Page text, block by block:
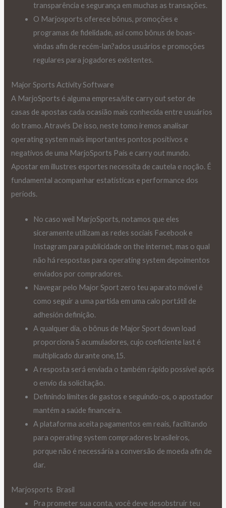
transparência e segurança em muchas as transações.
O Marjosports oferece bônus, promoções e
programas de fidelidade, asi como bônus de boas-
vindas afin de recém-lan?ados usuários e promoções
regulares para jogadores existentes.
Major Sports Activity Software
A MarjoSports é alguma empresa/site carry out setor de
casas de apostas cada ocasião mais conhecida entre usuários
do tramo. Através De isso, neste tomo iremos analisar
operating system mais importantes pontos positivos e
negativos de uma MarjoSports País e carry out mundo.
Apostar em illustres esportes necessita de cautela e noção. É
fundamental acompanhar estatísticas e performance dos
periods.
No caso weil MarjoSports, notamos que eles
siceramente utilizam as redes sociais Facebook e
Instagram para publicidade on the internet, mas o qual
não há respostas para operating system depoimentos
enviados por compradores.
Navegar pelo Major Sport zero teu aparato móvel é
como seguir a uma partida em uma calo portátil de
adhesión definição.
A qualquer dia, o bônus de Major Sport down load
proporciona 5 acumuladores, cujo coeficiente last é
multiplicado durante one,15.
A resposta será enviada o também rápido possível após
o envio da solicitação.
Definindo limites de gastos e seguindo-os, o apostador
mantém a saúde financeira.
A plataforma aceita pagamentos em reais, facilitando
para operating system compradores brasileiros,
porque não é necessária a conversão de moeda afin de
dar.
Marjosports Brasil
Pra prometer sua conta, você deve desobstruir teu